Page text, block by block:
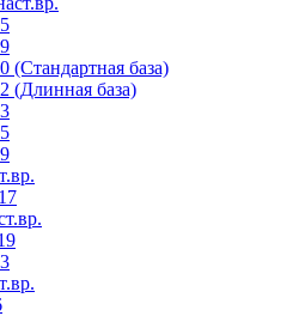
(Стандартная база)
(Длинная база)